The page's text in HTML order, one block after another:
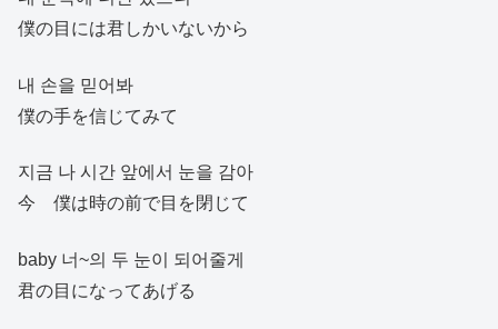
僕の目には君しかいないから
내 손을 믿어봐
僕の手を信じてみて
지금 나 시간 앞에서 눈을 감아
今 僕は時の前で目を閉じて
baby 너~의 두 눈이 되어줄게
君の目になってあげる